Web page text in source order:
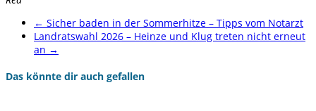
← Sicher baden in der Sommerhitze – Tipps vom Notarzt
Landratswahl 2026 – Heinze und Klug treten nicht erneut
an →
Das könnte dir auch gefallen